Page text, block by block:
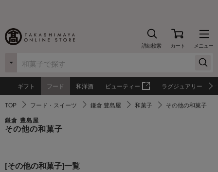
詳細検索 カート メニュー
ギフト フード 和洋酒 ビューティー ラグジュアリー
TOP フード・スイーツ 鎌倉 豊島屋 和菓子 その他の和菓子
鎌倉 豊島屋
その他の和菓子
[その他の和菓子]一覧